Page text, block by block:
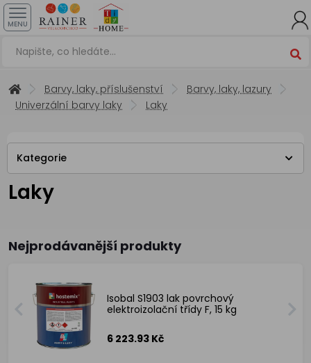
MENU
Barvy, laky, příslušenství
Barvy, laky, lazury
Univerzální barvy laky
Laky
Kategorie
Laky
Nejprodávanější produkty
Isobal S1903 lak povrchový
elektroizolační třídy F, 15 kg
6 223.93 Kč